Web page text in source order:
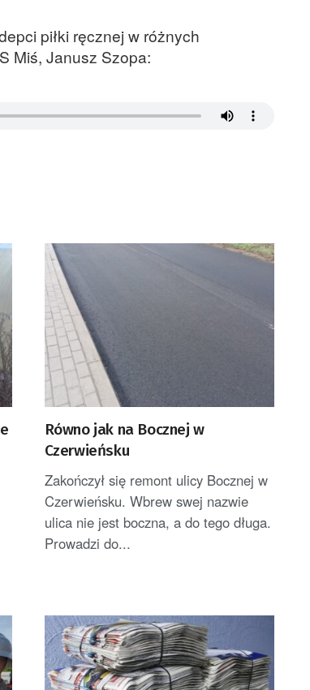
piłki ręcznej w różnych
Miś, Janusz Szopa:
Równo jak na Bocznej w
Czerwieńsku
Zakończył się remont ulicy Bocznej w
Czerwieńsku. Wbrew swej nazwie
ulica nie jest boczna, a do tego długa.
Prowadzi do...